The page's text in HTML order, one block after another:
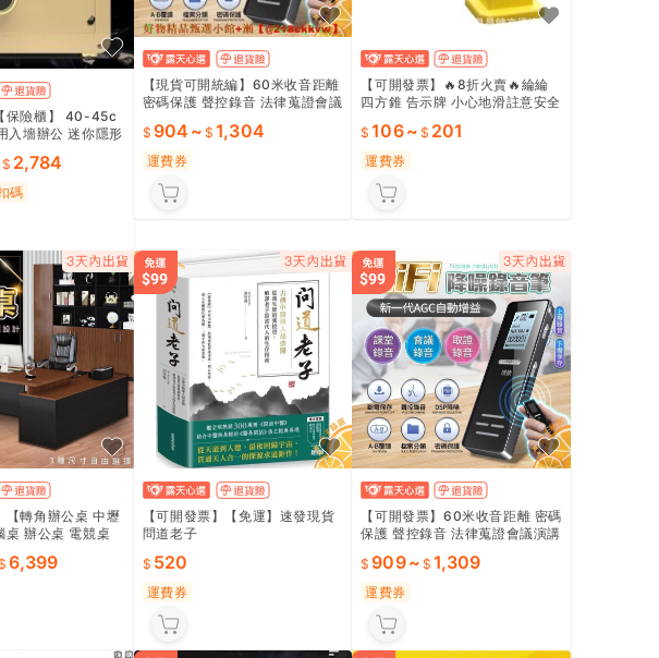
保險櫃】 40-45c
入墻辦公 迷你隱形
2,784
碼
【現貨可開統編】60米收音距離
密碼保護 聲控錄音 法律蒐證會議
904 ~ 1,304
運費券
【可開發票】🔥8折火賣🔥綸綸
四方錐 告示牌 小心地滑註意安全
止通行 正在維修
106~ 201
運費券
【轉角辦公桌 中壢
桌 辦公桌 電競桌
書櫃
6,399
【可開發票】【免運】速發現貨
問道老子
520
運費券
【可開發票】60米收音距離 密碼
保護 聲控錄音 法律蒐證會議演講
909~ 1,309
運費券